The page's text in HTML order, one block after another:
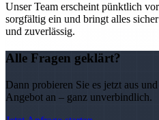
Unser Team erscheint pünktlich
sorgfältig ein und bringt alles
und zuverlässig.
Alle Fragen geklärt?
Dann probieren Sie es jetzt aus
Angebot an – ganz unverbindlich.